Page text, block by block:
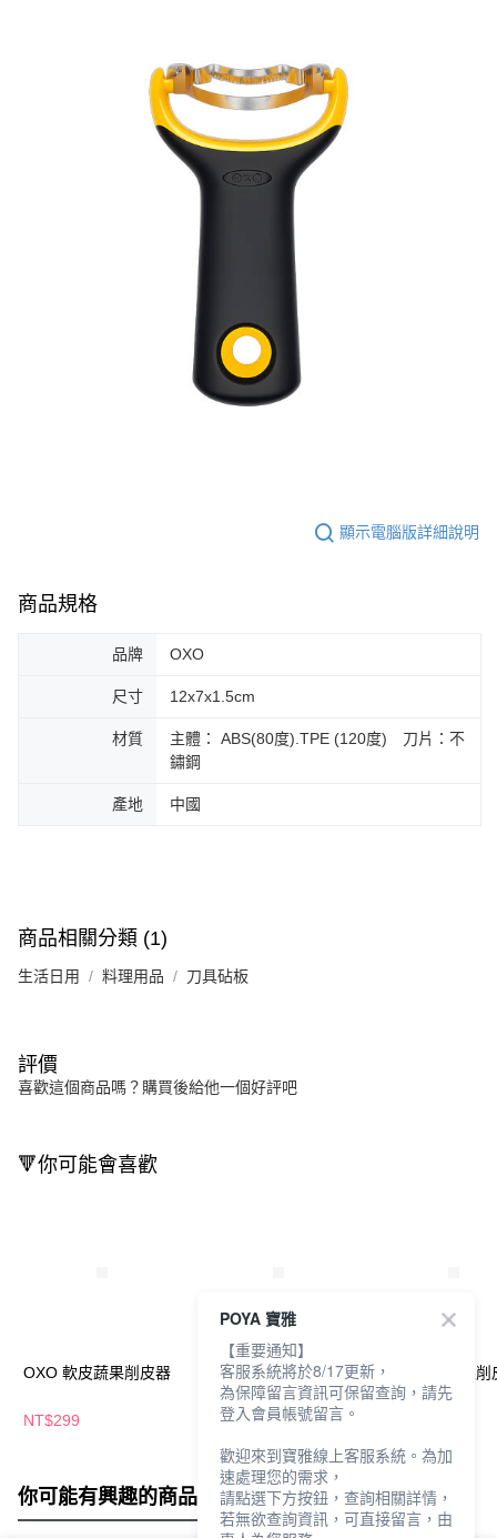
顯示電腦版詳細說明
商品規格
品牌 OXO
尺寸 12x7x1.5cm
材質
主體： ABS(80度).TPE (120度) 刀片：不
鏽鋼
產地 中國
商品相關分類 (1)
生活日用 料理用品 刀具砧板
評價
喜歡這個商品嗎？購買後給他一個好評吧
🔻你可能會喜歡
OXO 軟皮蔬果削皮器
NT$299
OMORY日式玉米粒分
離刨除器
NT$69
OXO 直式蔬果削
你可能有興趣的商品 全站排行
POYA 寶雅
【重要通知】
客服系統將於8/17更新，
為保障留言資訊可保留查詢，請先
登入會員帳號留言。
歡迎來到寶雅線上客服系統。為加
速處理您的需求，
請點選下方按鈕，查詢相關詳情，
若無欲查詢資訊，可直接留言，由